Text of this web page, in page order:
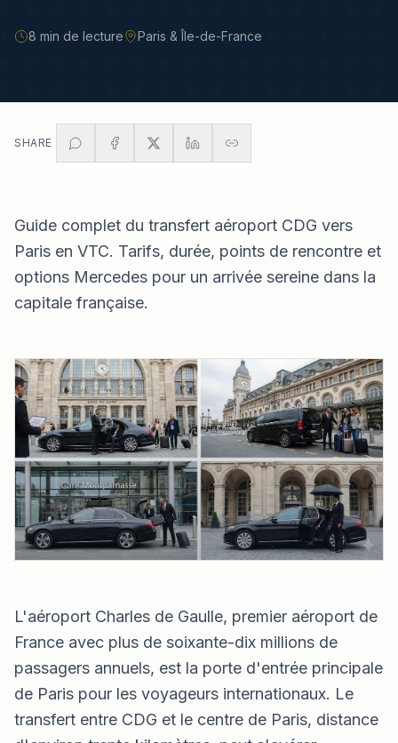
8 min de lecture Paris & Île-de-France
SHARE
Guide complet du transfert aéroport CDG vers
Paris en VTC. Tarifs, durée, points de rencontre et
options Mercedes pour un arrivée sereine dans la
capitale française.
L'aéroport Charles de Gaulle, premier aéroport de
France avec plus de soixante-dix millions de
passagers annuels, est la porte d'entrée principale
de Paris pour les voyageurs internationaux. Le
transfert entre CDG et le centre de Paris, distance